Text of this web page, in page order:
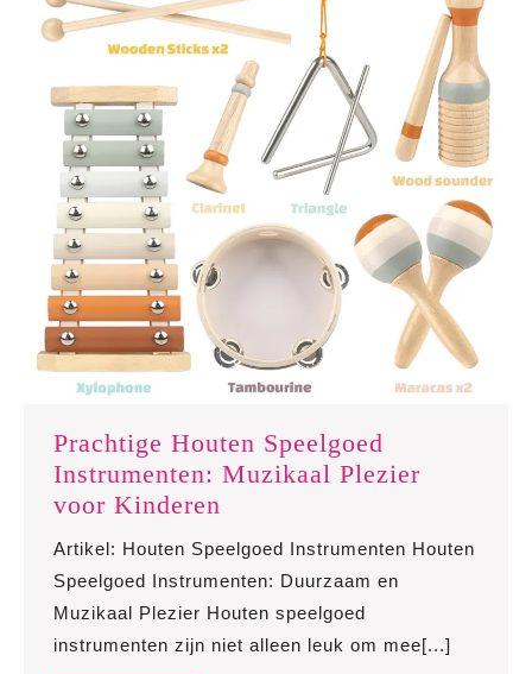
Prachtige Houten Speelgoed
Instrumenten: Muzikaal Plezier
voor Kinderen
Houten
Speelgoed
Instrumenten:
Muzikaal
Plezier
Artikel: Houten Speelgoed Instrumenten Houten
Speelgoed Instrumenten: Duurzaam en
Muzikaal Plezier Houten speelgoed
instrumenten zijn niet alleen leuk om mee[...]